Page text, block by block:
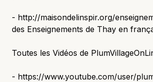
- http://maisondelinspir.org/
des Enseignements de Thay en
Toutes les Vidéos de
- https://www.youtube.com/user/